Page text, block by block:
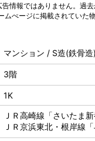
情報ではありません。過
ぺージに掲載されていた
マンション / S造(鉄骨造)
3階
1K
ＪＲ高崎線「さいたま
ＪＲ京浜東北・根岸線